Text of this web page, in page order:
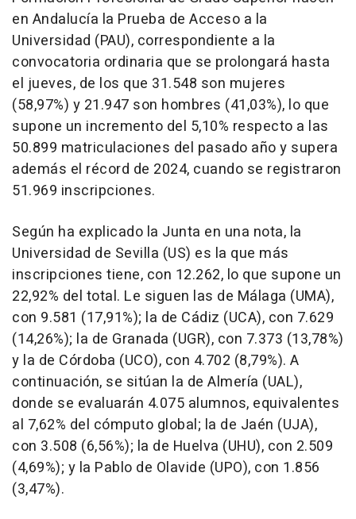
en Andalucía la Prueba de Acceso a la
Universidad (PAU), correspondiente a la
convocatoria ordinaria que se prolongará hasta
el jueves, de los que 31.548 son mujeres
(58,97%) y 21.947 son hombres (41,03%), lo que
supone un incremento del 5,10% respecto a las
50.899 matriculaciones del pasado año y supera
además el récord de 2024, cuando se registraron
51.969 inscripciones.
Según ha explicado la Junta en una nota, la
Universidad de Sevilla (US) es la que más
inscripciones tiene, con 12.262, lo que supone un
22,92% del total. Le siguen las de Málaga (UMA),
con 9.581 (17,91%); la de Cádiz (UCA), con 7.629
(14,26%); la de Granada (UGR), con 7.373 (13,78%)
y la de Córdoba (UCO), con 4.702 (8,79%). A
continuación, se sitúan la de Almería (UAL),
donde se evaluarán 4.075 alumnos, equivalentes
al 7,62% del cómputo global; la de Jaén (UJA),
con 3.508 (6,56%); la de Huelva (UHU), con 2.509
(4,69%); y la Pablo de Olavide (UPO), con 1.856
(3,47%).